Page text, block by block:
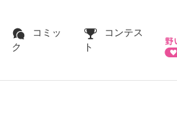
コミッ
ク
コンテス
ト